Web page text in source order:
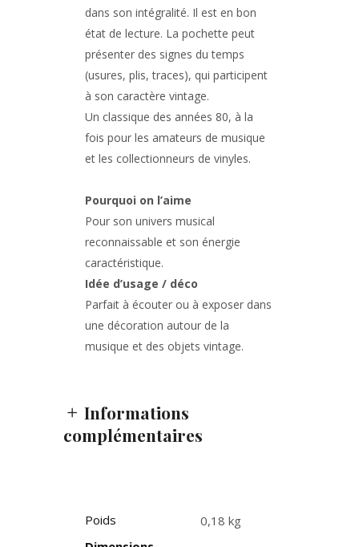
dans son intégralité. Il est en bon
état de lecture. La pochette peut
présenter des signes du temps
(usures, plis, traces), qui participent
à son caractère vintage.
Un classique des années 80, à la
fois pour les amateurs de musique
et les collectionneurs de vinyles.
Pourquoi on l’aime
Pour son univers musical
reconnaissable et son énergie
caractéristique.
Idée d’usage / déco
Parfait à écouter ou à exposer dans
une décoration autour de la
musique et des objets vintage.
Informations
complémentaires
Poids
0,18 kg